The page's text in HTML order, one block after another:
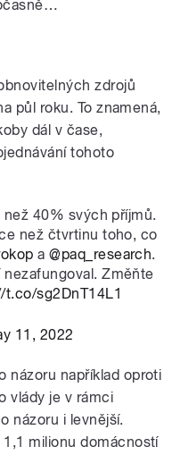
zdrojů
půl roku. To znamená,
dál v čase,
tohoto
než 40% svých příjmů.
než čtvrtinu toho, co
a@paq_research.
Změňte
t.co/sg2DnT14L1
11, 2022
názoru například oproti
vlády je v rámci
názoru i levnější.
milionu domácností